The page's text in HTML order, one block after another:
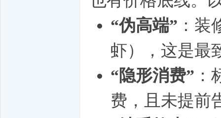
“伪高端” ：
虾），这是最
“隐形消费”
费，且未提前